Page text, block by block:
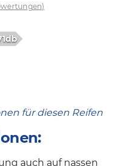
für diesen Reifen
auch auf nassen